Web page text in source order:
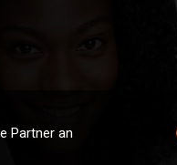
Partner an